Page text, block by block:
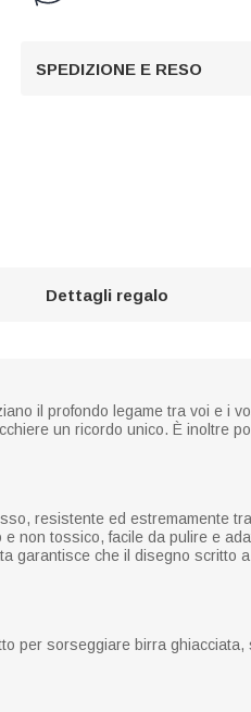
SPEDIZIONE E RESO
Dettagli regalo
il profondo legame tra voi e i
un ricordo unico. È inoltre
resistente ed estremamente
non tossico, facile da pulire e
garantisce che il disegno scritto
per sorseggiare birra